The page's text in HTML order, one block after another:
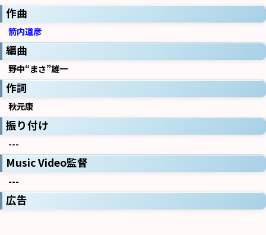
作曲
箭内道彦
編曲
野中“まさ”雄一
作詞
秋元康
振り付け
---
Music Video監督
---
広告